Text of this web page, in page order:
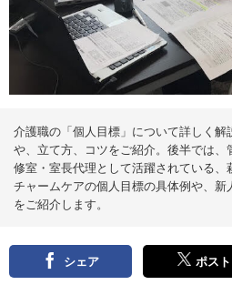
え
る
情
介護職の「個人目標」について詳しく解
や、立て方、コツをご紹介。後半では
修室・室長代理として活躍されている、
チャームケアの個人目標の具体例や、
をご紹介します。
シェア ポスト